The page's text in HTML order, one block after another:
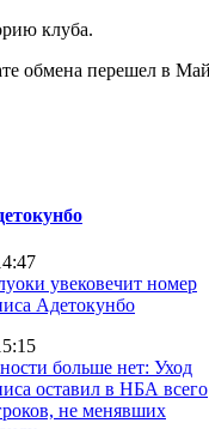
клуба.
обмена перешел в
увековечит номер
Адетокунбо
больше нет: Уход
оставил в НБА всего
не менявших